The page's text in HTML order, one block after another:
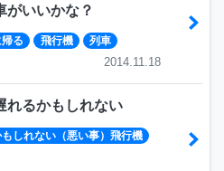
がいいかな？
る 飛行機 列車
2014.11.18
れるかもしれない
もしれない（悪い事）飛行機